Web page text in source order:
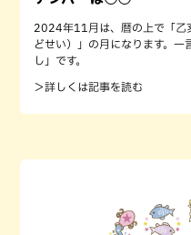
2024年11月は、暦の上で「乙
どせい）」の月になります。
し」です。
＞詳しくは記事を読む